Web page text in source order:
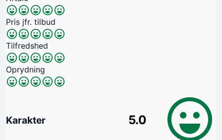
Pris jfr. tilbud
Tilfredshed
Oprydning
Karakter 5.0